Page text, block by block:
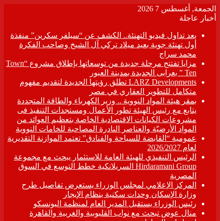
الجمعة, أغسطس 7 2026
أخبار عاجلة
بعد تداول فيديو التهنئة.. الكشف عن “سيلفر سكرين” منفذة
أول تهنئة جوية بعيد ميلاد تركي آل الشيخ وصاحب الفكرة
محمد سراج
مزايا تفتتح مرحلة جديدة من توسعاتها بإطلاق مشروع “Town
Ten ” بعرابى الجديدة بمدينة العبور
LARZ Developments تطلق رؤيتها الجديدة لتقديم مفهوم
متكامل للتطوير العقاري في مصر
بمقر هيئة المواد النووية .. وزير الكهرباء والطاقة المتجددة
يتابع مع رئيس الهيئة تطور الأعمال ومستجدات التنفيذ فى
مشروعات الكيانات الاقتصادية الخاصة بتعظيم العوائد من
المواد الأرضيّة والعناصر النادرة المصاحبة للخامات النووية
عمومية “القابضة للسياحة والفنادق” تعتمد الموازنة التقديرية
لعام 2026/2027
الرئيس التنفيذي للهيئة العامة للاستثمار يبحث مع مجموعة
Hirdaramani Group السريلانكية خطط التوسع في السوق
المصرية
المركز الإعلامي لمجلس الوزراء يستعرض تفاصيل طرح
وزارة الإسكان وحدات سكنية بنظام الإيجار
رئيس الوزراء يستقبل المدير العام لمنظمة اليونسكو
منال عوض تبحث مع نواب القليوبية والغربية والقاهرة